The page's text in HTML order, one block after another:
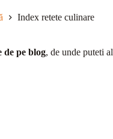
Index retete culinare
de pe blog, de unde puteti